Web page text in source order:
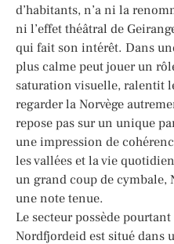
d’habitants, n’a ni la
ni l’effet théâtral de
qui fait son intérêt. Dans
plus calme peut jouer un
saturation visuelle, ralentit
regarder la Norvège
repose pas sur un unique
une impression de
les vallées et la vie
un grand coup de cymbale,
une note tenue.
Le secteur possède
Nordfjordeid est situé dans